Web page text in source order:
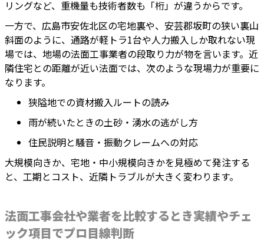
リングなど、重機量も技術者数も「桁」が違うからです。
一方で、広島市安佐北区の宅地裏や、安芸郡坂町の狭い裏山
斜面のように、通路が軽トラ1台や人力搬入しか取れない現
場では、地場の法面工事業者の段取り力が物を言います。近
隣住宅との距離が近い法面では、次のような現場力が重要に
なります。
狭隘地での資材搬入ルートの読み
雨が続いたときの土砂・湧水の逃がし方
住民説明と騒音・振動クレームへの対応
大規模向きか、宅地・中小規模向きかを見極めて発注する
と、工期とコスト、近隣トラブルが大きく変わります。
法面工事会社や業者を比較するとき実績やチェ
ック項目でプロ目線判断